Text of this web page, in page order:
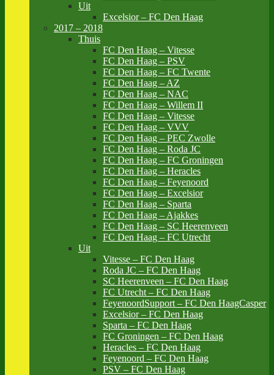
Uit
Excelsior – FC Den Haag
2017 – 2018
Thuis
FC Den Haag – Vitesse
FC Den Haag – PSV
FC Den Haag – FC Twente
FC Den Haag – AZ
FC Den Haag – NAC
FC Den Haag – Willem II
FC Den Haag – Vitesse
FC Den Haag – VVV
FC Den Haag – PEC Zwolle
FC Den Haag – Roda JC
FC Den Haag – FC Groningen
FC Den Haag – Heracles
FC Den Haag – Feyenoord
FC Den Haag – Excelsior
FC Den Haag – Sparta
FC Den Haag – Ajakkes
FC Den Haag – SC Heerenveen
FC Den Haag – FC Utrecht
Uit
Vitesse – FC Den Haag
Roda JC – FC Den Haag
SC Heerenveen – FC Den Haag
FC Utrecht – FC Den Haag
FeyenoordSupport – FC Den HaagCasper
Excelsior – FC Den Haag
Sparta – FC Den Haag
FC Groningen – FC Den Haag
Heracles – FC Den Haag
Feyenoord – FC Den Haag
PSV – FC Den Haag